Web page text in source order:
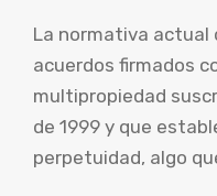
La normativa actual
acuerdos firmados
multipropiedad
de 1999 y que
perpetuidad, algo